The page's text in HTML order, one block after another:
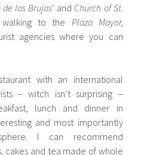
de las Brujas‘ and Church of St.
walking to the Plaza Mayor,
agencies where you can
with an international
– witch isn’t surprising –
lunch and dinner in
and most importantly
I can recommend
cakes and tea made of whole